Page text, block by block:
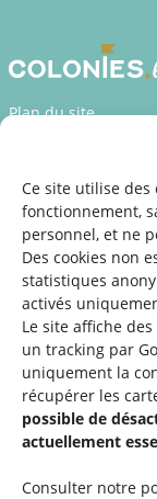
Ce site utilise des
fonctionnement,
personnel, et ne
Des cookies non
statistiques
activés
Le site affiche
un tracking par
uniquement la
récupérer les
possible de
actuellement
Consulter notre
Plan du site
Déclaration
Mentions légales
©2026 SNJ
Une offre du